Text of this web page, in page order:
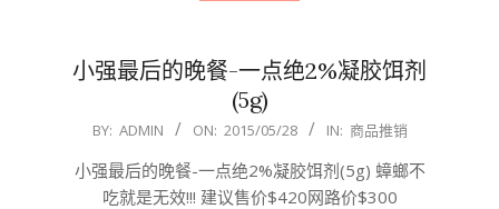
小强最后的晚餐-一点绝2%凝胶饵剂
(5g)
2015-
28
BY: ADMIN ON: 2015/05/28 IN: 商品推销
小强最后的晚餐-一点绝2%凝胶饵剂(5g) 蟑螂不
吃就是无效!!! 建议售价$420网路价$300